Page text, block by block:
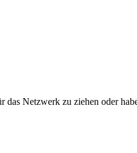
Netzwerk zu ziehen oder